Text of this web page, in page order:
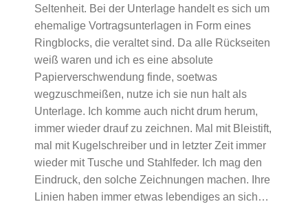
Seltenheit. Bei der Unterlage handelt es sich um
ehemalige Vortragsunterlagen in Form eines
Ringblocks, die veraltet sind. Da alle Rückseiten
weiß waren und ich es eine absolute
Papierverschwendung finde, soetwas
wegzuschmeißen, nutze ich sie nun halt als
Unterlage. Ich komme auch nicht drum herum,
immer wieder drauf zu zeichnen. Mal mit Bleistift,
mal mit Kugelschreiber und in letzter Zeit immer
wieder mit Tusche und Stahlfeder. Ich mag den
Eindruck, den solche Zeichnungen machen. Ihre
Linien haben immer etwas lebendiges an sich…